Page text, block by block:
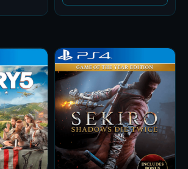
ARS 9.000,00
through
ARS 13.500,00
range:
ARS
through
ARS
This
product
has
multiple
variants.
The
options